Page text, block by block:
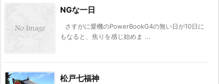
NGな一日
さすがに愛機のPowerBookG4の無い日が10日に
もなると、焦りを感じ始めま ...
松戸七福神